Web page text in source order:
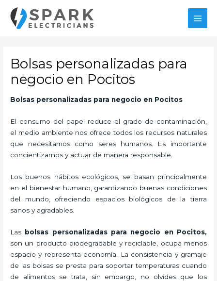
contenido
Bolsas personalizadas para
negocio en Pocitos
Bolsas personalizadas para negocio en Pocitos
El consumo del papel reduce el grado de contaminación,
el medio ambiente nos ofrece todos los recursos naturales
que necesitamos como seres humanos. Es importante
concientizarnos y actuar de manera responsable.
Los buenos hábitos ecológicos, se basan principalmente
en el bienestar humano, garantizando buenas condiciones
del mundo, ofreciendo espacios biológicos de la tierra
sanos y agradables.
Las
bolsas personalizadas para negocio en Pocitos,
son un producto biodegradable y reciclable, ocupa menos
espacio y representa economía. La consistencia y gramaje
de las bolsas se presta para soportar temperaturas cuando
de alimentos se trata, sin embargo, no olvides que los